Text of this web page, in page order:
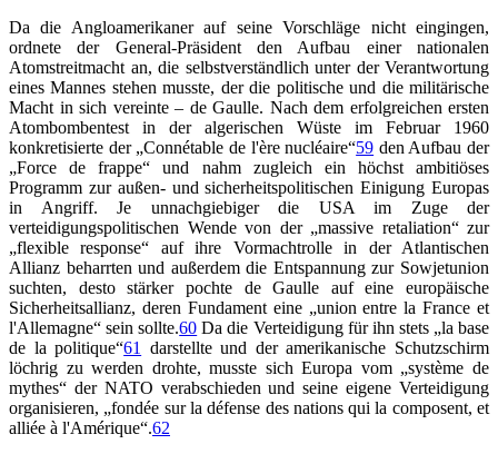
Da die Angloamerikaner auf seine Vorschläge nicht eingingen,
ordnete der General-Präsident den Aufbau einer nationalen
Atomstreitmacht an, die selbstverständlich unter der Verantwortung
eines Mannes stehen musste, der die politische und die militärische
Macht in sich vereinte – de Gaulle. Nach dem erfolgreichen ersten
Atombombentest in der algerischen Wüste im Februar 1960
konkretisierte der „Connétable de l'ère nucléaire“59 den Aufbau der
„Force de frappe“ und nahm zugleich ein höchst ambitiöses
Programm zur außen- und sicherheitspolitischen Einigung Europas
in Angriff. Je unnachgiebiger die USA im Zuge der
verteidigungspolitischen Wende von der „massive retaliation“ zur
„flexible response“ auf ihre Vormachtrolle in der Atlantischen
Allianz beharrten und außerdem die Entspannung zur Sowjetunion
suchten, desto stärker pochte de Gaulle auf eine europäische
Sicherheitsallianz, deren Fundament eine „union entre la France et
l'Allemagne“ sein sollte.60 Da die Verteidigung für ihn stets „la base
de la politique“61
darstellte und der amerikanische Schutzschirm
löchrig zu werden drohte, musste sich Europa vom „système de
mythes“ der NATO verabschieden und seine eigene Verteidigung
organisieren, „fondée sur la défense des nations qui la composent, et
alliée à l'Amérique“.62